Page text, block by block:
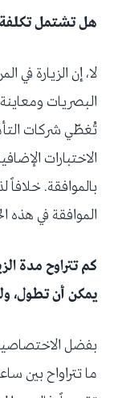
هل تشتمل تكلفة
لا، إن الزيارة
البصريات
تُغطّي شركات
الاختبارات
بالموافقة.
الموافقة في هذه
كم تتراوح مدة
يمكن أن تطول،
بفضل الاختصاصية
ما تتراواح بين